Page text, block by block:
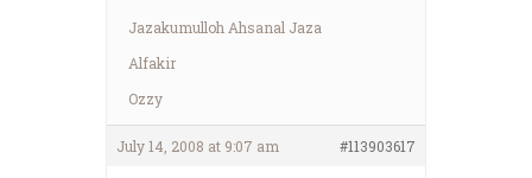
Jazakumulloh Ahsanal Jaza
Alfakir
Ozzy
July 14, 2008 at 9:07 am #113903617